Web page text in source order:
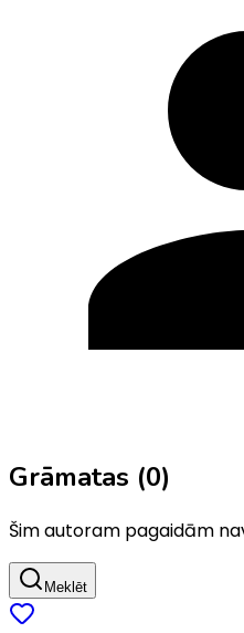
Grāmatas (0)
Šim autoram pagaidām
Meklēt